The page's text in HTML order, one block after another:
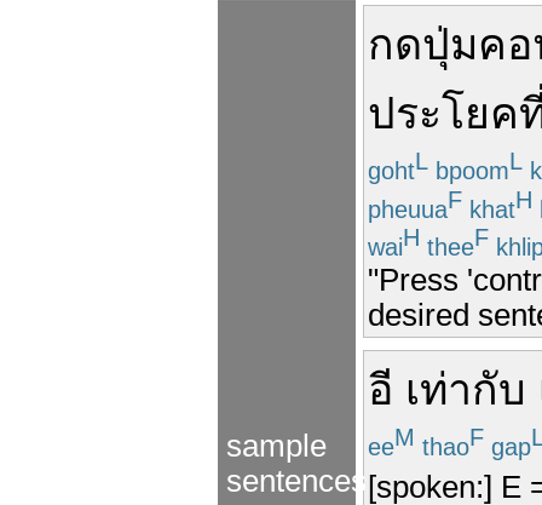
sample
sentences
กดปุ่มคอ
ประโยค
gohtL bpoomL
pheuuaF khatH
waiH theeF
"Press
desired
อี เท่ากับ
eeM thaoF gap
[spoken:] E